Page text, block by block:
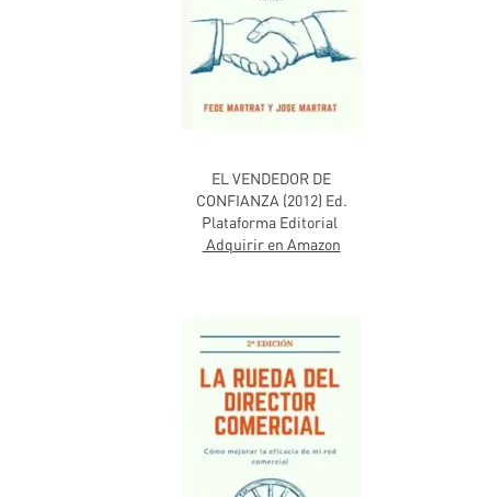
EL VENDEDOR DE
CONFIANZA (2012) Ed.
Plataforma Editorial
Adquirir en Amazon